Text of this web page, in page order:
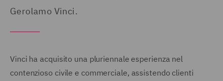
Gerolamo Vinci.
Vinci ha acquisito una pluriennale esperienza nel
contenzioso civile e commerciale, assistendo clienti